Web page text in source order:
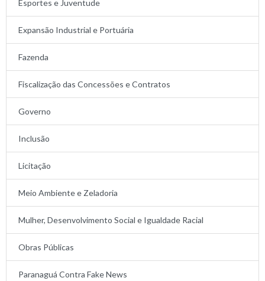
Esportes e Juventude
Expansão Industrial e Portuária
Fazenda
Fiscalização das Concessões e Contratos
Governo
Inclusão
Licitação
Meio Ambiente e Zeladoria
Mulher, Desenvolvimento Social e Igualdade Racial
Obras Públicas
Paranaguá Contra Fake News